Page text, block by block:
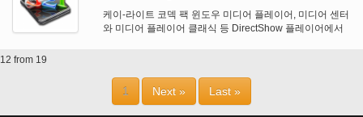
케이-라이트 코덱 팩 윈도우 미디어 플레이어, 미디어 센터
와 미디어 플레이어 클래식 등 DirectShow 플레이어에서
12 from 19
1 Next » Last »